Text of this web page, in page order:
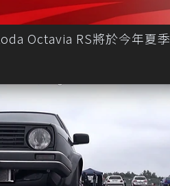
Octavia RS將於今年夏季